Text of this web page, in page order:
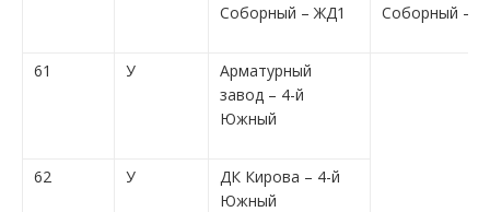
Соборный – ЖД1
Соборный –
61 У
Арматурный
завод – 4-й
Южный
62 У
ДК Кирова – 4-й
Южный